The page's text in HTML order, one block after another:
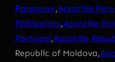
Paraguay,Apostille Peru
Phillippines,Apostille
Portugal,Apostille
Republic of Moldova,